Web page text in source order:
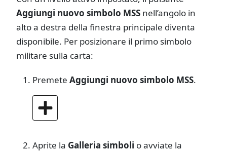
Aggiungi nuovo simbolo MSS nell’angolo in
alto a destra della finestra principale diventa
disponibile. Per posizionare il primo simbolo
militare sulla carta:
Premete Aggiungi nuovo simbolo MSS.
Aprite la Galleria simboli o avviate la